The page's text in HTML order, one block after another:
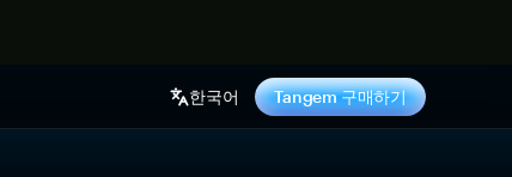
한국어 Tangem 구매하기